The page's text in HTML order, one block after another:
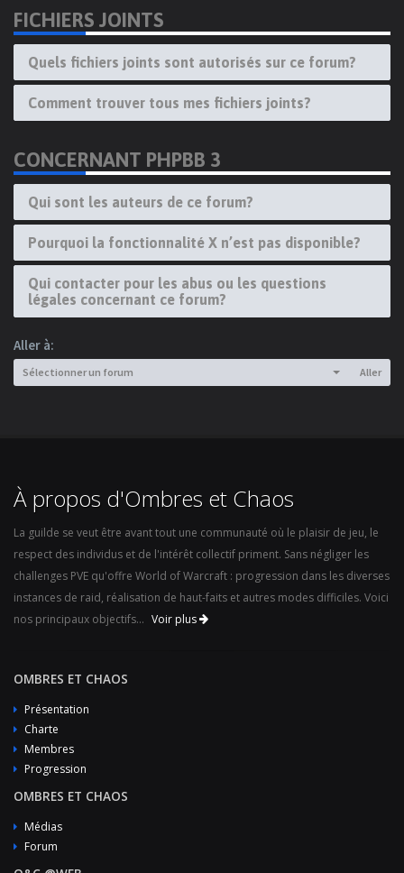
FICHIERS JOINTS
Quels fichiers joints sont autorisés sur ce forum?
Comment trouver tous mes fichiers joints?
CONCERNANT PHPBB 3
Qui sont les auteurs de ce forum?
Pourquoi la fonctionnalité X n’est pas disponible?
Qui contacter pour les abus ou les questions
légales concernant ce forum?
Aller à:
Sélectionner un forum Aller
À propos d'Ombres et Chaos
La guilde se veut être avant tout une communauté où le plaisir de jeu, le
respect des individus et de l'intérêt collectif priment. Sans négliger les
challenges PVE qu'offre World of Warcraft : progression dans les diverses
instances de raid, réalisation de haut-faits et autres modes difficiles. Voici
nos principaux objectifs... Voir plus
OMBRES ET CHAOS
Présentation
Charte
Membres
Progression
OMBRES ET CHAOS
Médias
Forum